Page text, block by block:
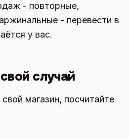
- повторные,
- перевести в
у вас.
случай
магазин, посчитайте